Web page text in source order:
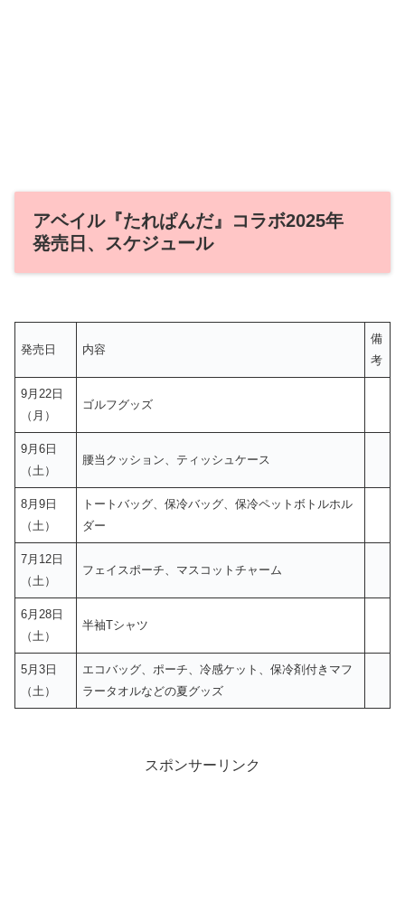
アベイル『たれぱんだ』コラボ2025年
発売日、スケジュール
発売日 内容
備
考
9月22日
（月）
ゴルフグッズ
9月6日
（土）
腰当クッション、ティッシュケース
8月9日
（土）
トートバッグ、保冷バッグ、保冷ペットボトルホル
ダー
7月12日
（土）
フェイスポーチ、マスコットチャーム
6月28日
（土）
半袖Tシャツ
5月3日
（土）
エコバッグ、ポーチ、冷感ケット、保冷剤付きマフ
ラータオルなどの夏グッズ
スポンサーリンク